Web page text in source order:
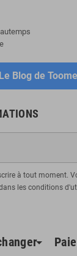
Le Blog de
à tout moment.
les conditions